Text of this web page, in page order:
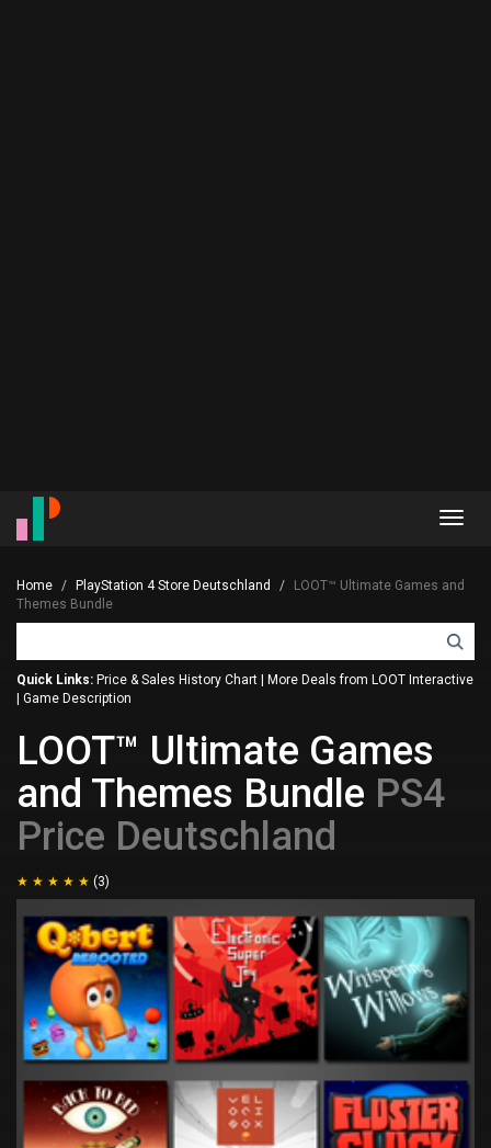
Home PlayStation 4 Store Deutschland
LOOT™ Ultimate Games and
Themes Bundle
Quick Links: Price & Sales History Chart
More Deals from LOOT Interactive
Game Description
LOOT™ Ultimate Games
and Themes Bundle PS4
Price Deutschland
(3)